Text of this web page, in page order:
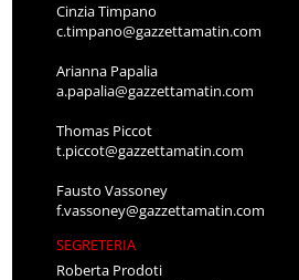
Cinzia Timpano
c.timpano@gazzettamatin.com
Arianna Papalia
a.papalia@gazzettamatin.com
Thomas Piccot
t.piccot@gazzettamatin.com
Fausto Vassoney
f.vassoney@gazzettamatin.com
SEGRETERIA
Roberta Prodoti